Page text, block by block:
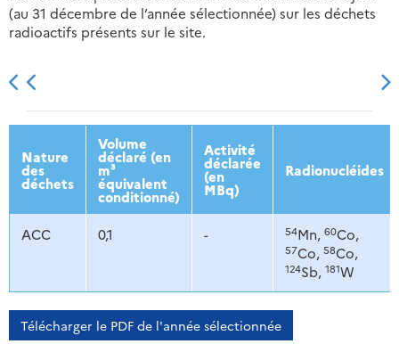
(au 31 décembre de l’année sélectionnée) sur les déchets
radioactifs présents sur le site.
2013 2014 2015 2016
Nature
des
déchets
Volume
déclaré (en
m³
équivalent
conditionné)
Activité
déclarée
(en
MBq)
Radionucléides
ACC 0,1 - 54Mn, 60Co,
57Co, 58Co,
124Sb, 181W
Télécharger le PDF de l'année sélectionnée